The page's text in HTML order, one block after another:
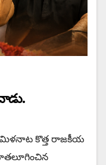
కొత్త రాజ‌కీయ